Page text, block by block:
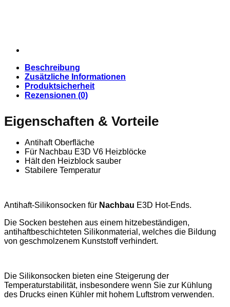
Beschreibung
Zusätzliche Informationen
Produktsicherheit
Rezensionen (0)
Eigenschaften & Vorteile
Antihaft Oberfläche
Für Nachbau E3D V6 Heizblöcke
Hält den Heizblock sauber
Stabilere Temperatur
Antihaft-Silikonsocken für Nachbau E3D Hot-Ends.
Die Socken bestehen aus einem hitzebeständigen,
antihaftbeschichteten Silikonmaterial, welches die Bildung
von geschmolzenem Kunststoff verhindert.
Die Silikonsocken bieten eine Steigerung der
Temperaturstabilität, insbesondere wenn Sie zur Kühlung
des Drucks einen Kühler mit hohem Luftstrom verwenden.